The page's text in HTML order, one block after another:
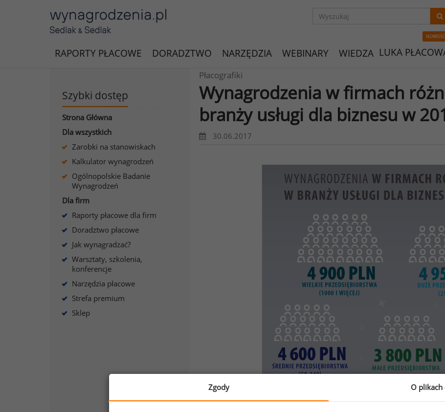
RAPORTY PŁACOWE DORADZTWO NARZĘDZIA WEBINARY WIEDZA
NOWOŚĆ
LUKA
Szybki dostęp
Strona Główna
Dla wszystkich
Zarobki na stanowiskach
Kalkulator wynagrodzeń
Ogólnopolskie Badanie
Wynagrodzeń
Dla firm
Raporty płacowe dla firm
Doradztwo płacowe
Jak wynagradzać?
Warsztaty, szkolenia,
konferencje
Narzędzia płacowe
Strefa premium
Sklep
Płacografiki
Wynagrodzenia w firmach
branży usługi dla biznesu w
30.06.2017
Zgody O plikach